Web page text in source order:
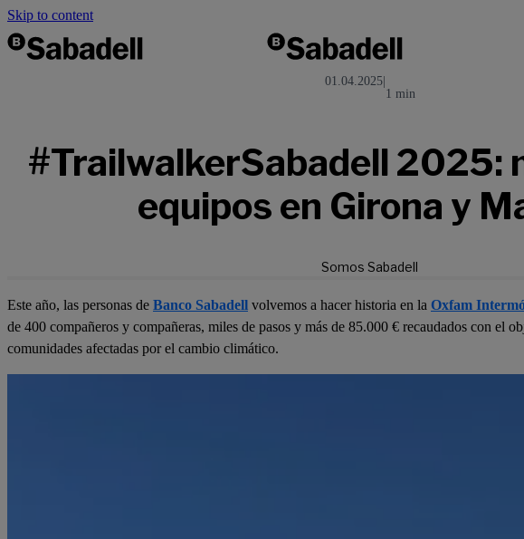
Skip to content
01.04.2025|
1 min
#TrailwalkerSabadell 2025:
equipos en Girona y
Somos Sabadell
Este año, las personas de Banco Sabadell volvemos a hacer historia en la Oxfam
de 400 compañeros y compañeras, miles de pasos y más de 85.000 € recaudados con el
comunidades afectadas por el cambio climático.